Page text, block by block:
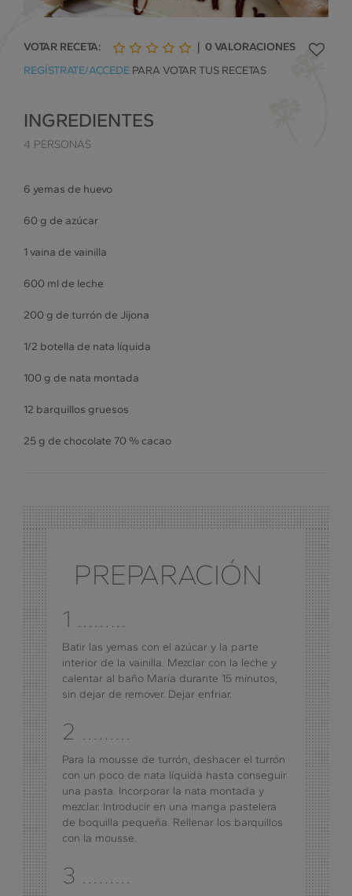
VOTAR RECETA:
1
de
2
de de
4
de
5
de
| 0VALORACIONES
REGÍSTRATE/ACCEDE PARA VOTAR TUS RECETAS
INGREDIENTES
4 PERSONAS
6 yemas de huevo
60 g de azúcar
1 vaina de vainilla
600 ml de leche
200 g de turrón de Jijona
1/2 botella de nata líquida
100 g de nata montada
12 barquillos gruesos
25 g de chocolate 70 % cacao
PREPARACIÓN
1 .........
Batir las yemas con el azúcar y la parte
interior de la vainilla. Mezclar con la leche y
calentar al baño María durante 15 minutos,
sin dejar de remover. Dejar enfriar.
2 .........
Para la mousse de turrón, deshacer el turrón
con un poco de nata líquida hasta conseguir
una pasta. Incorporar la nata montada y
mezclar. Introducir en una manga pastelera
de boquilla pequeña. Rellenar los barquillos
con la mousse.
3 .........